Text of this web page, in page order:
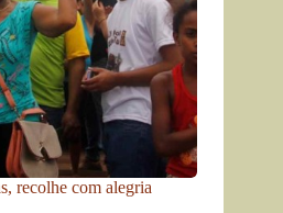
recolhe com alegria